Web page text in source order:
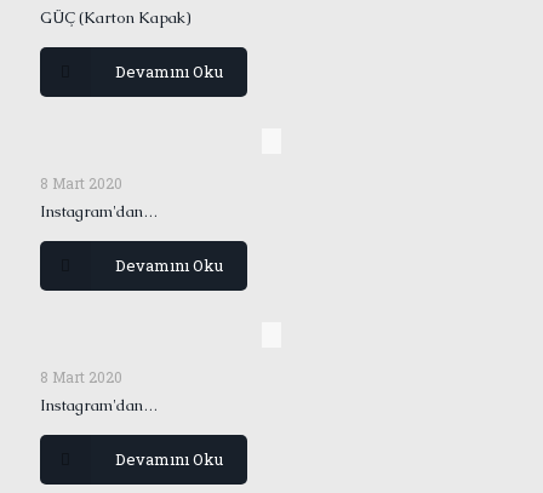
GÜÇ (Karton Kapak)
Devamını Oku
8 Mart 2020
Instagram'dan…
Devamını Oku
8 Mart 2020
Instagram'dan…
Devamını Oku